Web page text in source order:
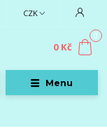
Menu
CZK
0
0 Kč